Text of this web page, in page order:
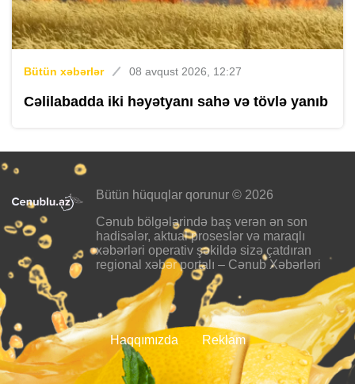
Bütün xəbərlər 08 avqust 2026, 12:27
Cəlilabadda iki həyətyanı sahə və tövlə yanıb
Bütün hüquqlar qorunur © 2026
Cənub bölgələrində baş verən ən son
hadisələr, aktual proseslər və maraqlı
xəbərləri operativ şəkildə sizə çatdıran
regional xəbər portalı – Cənub Xəbərləri
Haqqımızda Reklam